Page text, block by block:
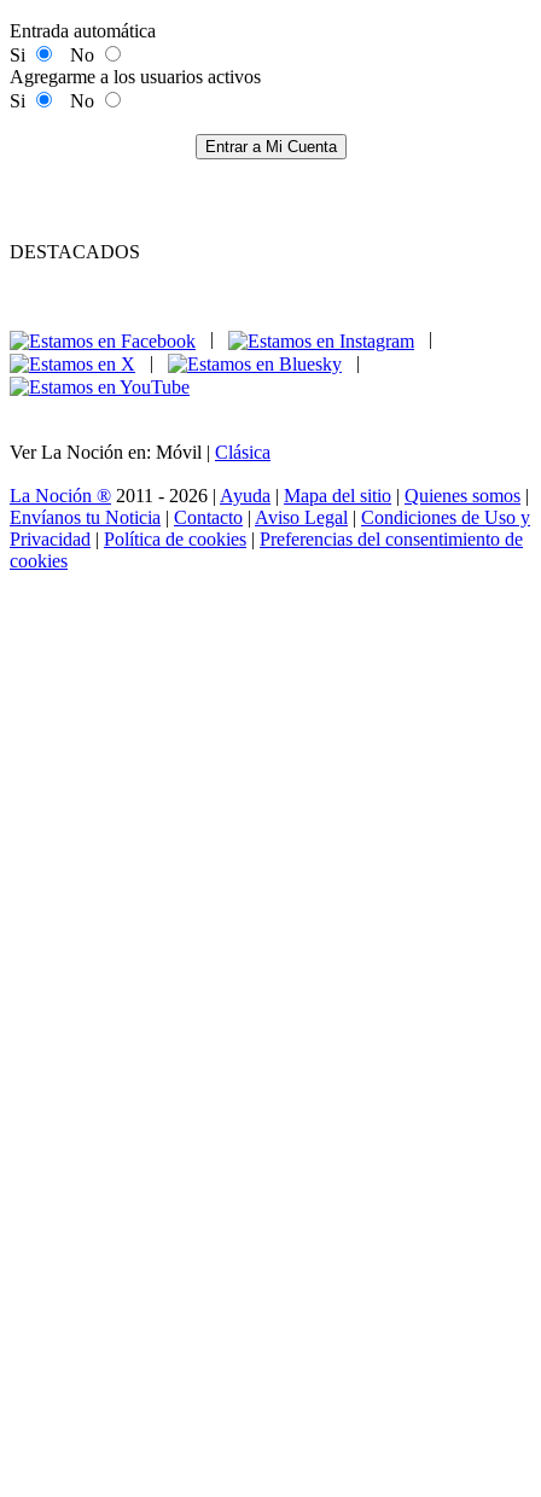
Entrada automática
Si
No
Agregarme a los usuarios activos
Si
No
Entrar a Mi Cuenta
DESTACADOS
|
|
Ver La Noción en: Móvil | Clásica
La Noción ® 2011 - 2026 | Ayuda | Mapa del sitio | Quienes somos |
Envíanos tu Noticia | Contacto | Aviso Legal | Condiciones de Uso y
Privacidad | Política de cookies | Preferencias del consentimiento de
cookies